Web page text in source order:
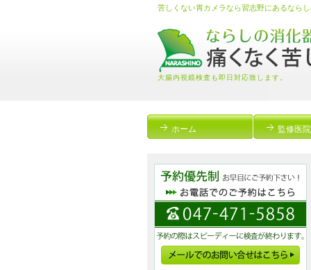
苦しくない胃カメラなら習志野にあるなら
大腸内視鏡検査も即日対応致します。
ホーム 監修医